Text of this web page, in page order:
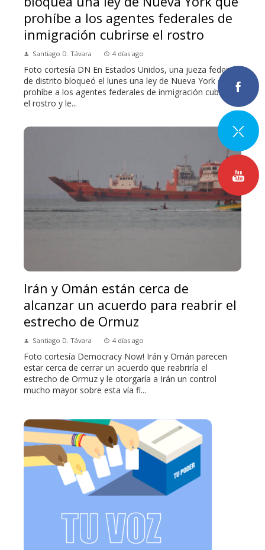
prohíbe a los agentes federales de
inmigración cubrirse el rostro
Santiago D. Távara 4 días ago
Foto cortesía DN En Estados Unidos, una jueza federal
de distrito bloqueó el lunes una ley de Nueva York que
prohíbe a los agentes federales de inmigración cubrirse
el rostro y le...
Irán y Omán están cerca de
alcanzar un acuerdo para reabrir el
estrecho de Ormuz
Santiago D. Távara 4 días ago
Foto cortesía Democracy Now! Irán y Omán parecen
estar cerca de cerrar un acuerdo que reabriría el
estrecho de Ormuz y le otorgaría a Irán un control
mucho mayor sobre esta vía fl...